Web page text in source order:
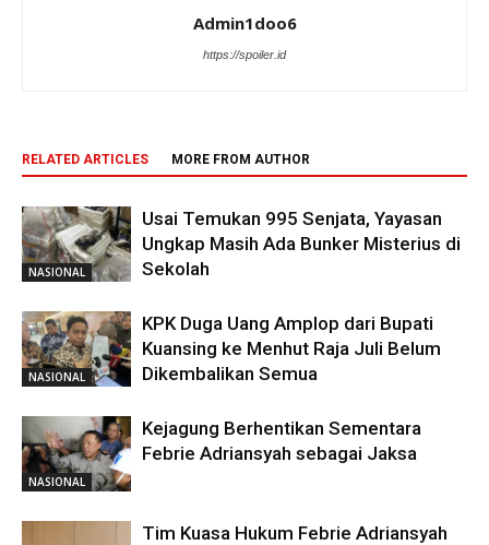
Admin1doo6
https://spoiler.id
RELATED ARTICLES MORE FROM AUTHOR
NASIONAL
Usai Temukan 995 Senjata, Yayasan
Ungkap Masih Ada Bunker Misterius di
Sekolah
NASIONAL
KPK Duga Uang Amplop dari Bupati
Kuansing ke Menhut Raja Juli Belum
Dikembalikan Semua
NASIONAL
Kejagung Berhentikan Sementara
Febrie Adriansyah sebagai Jaksa
Tim Kuasa Hukum Febrie Adriansyah